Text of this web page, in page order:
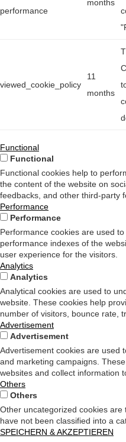
performance
months
viewed_cookie_policy
11
months
Functional
Functional
Functional cookies help to
the content of the website on
feedbacks, and other third-party
Performance
Performance
Performance cookies are used
performance indexes of the
user experience for the visitors.
Analytics
Analytics
Analytical cookies are used to
website. These cookies help
number of visitors, bounce rate,
Advertisement
Advertisement
Advertisement cookies are used
and marketing campaigns.
websites and collect information
Others
Others
Other uncategorized cookies
have not been classified into a
SPEICHERN & AKZEPTIEREN